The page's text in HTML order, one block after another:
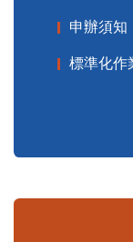
申辦須知
標準化作